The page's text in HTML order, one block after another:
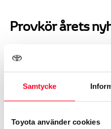
Samtycke
Toyota använder cookies
Provkör årets
Oavsett om du vill ha en
finns det nya modeller
oss på Lindströms Bil. Är
hybridbil finns både nya
RAV4 finns också som